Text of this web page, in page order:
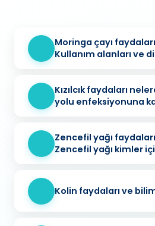
Moringa çayı
Kullanım alanları ve
Kızılcık faydaları
yolu enfeksiyonuna
Zencefil yağı
Zencefil yağı kimler
Kolin faydaları ve